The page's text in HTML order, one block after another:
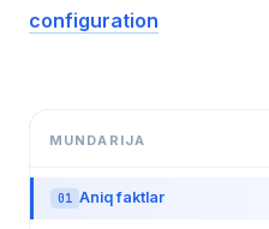
configuration
MUNDARIJA
01 Aniq faktlar